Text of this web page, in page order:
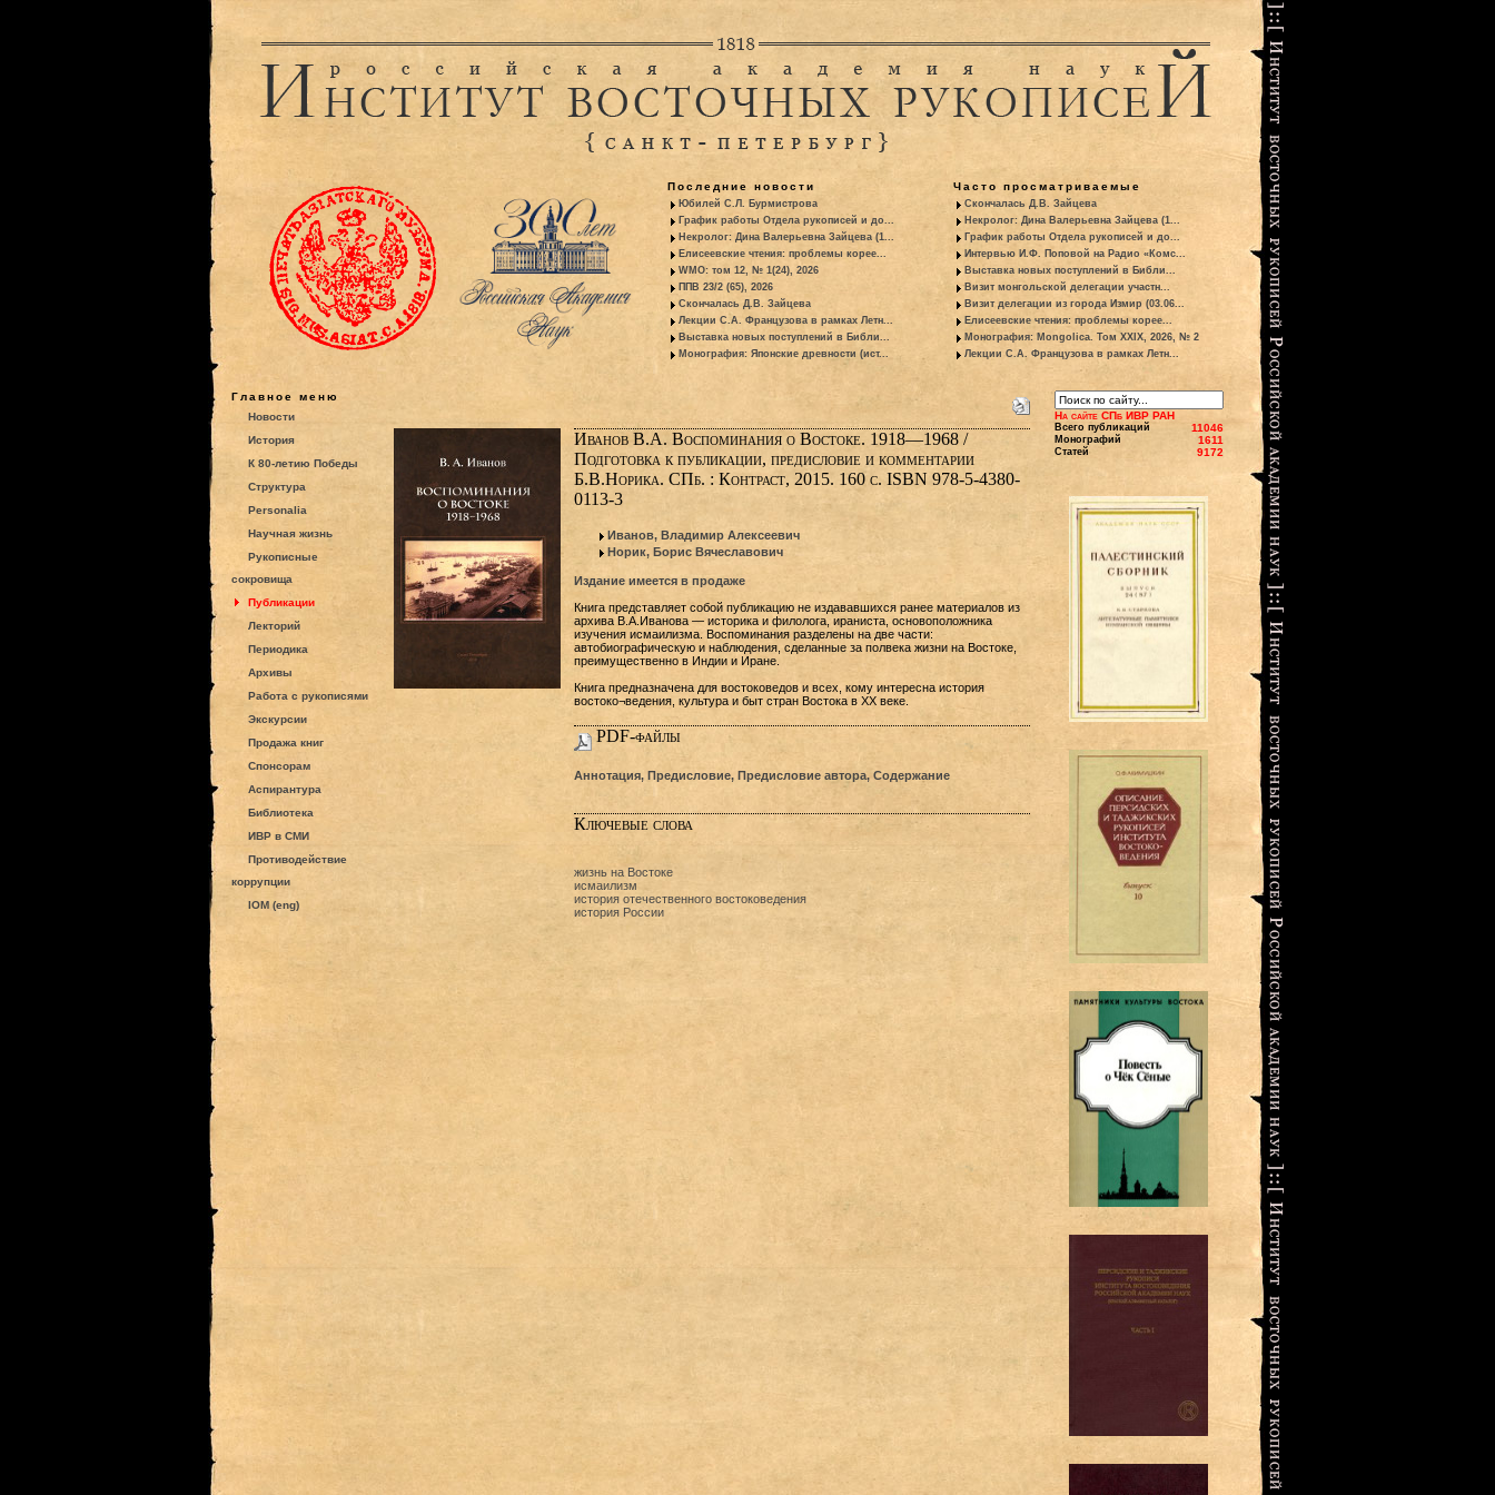
Последние новости
Юбилей С.Л. Бурмистрова
График работы Отдела рукописей и до...
Некролог: Дина Валерьевна Зайцева (1...
Елисеевские чтения: проблемы корее...
WMO: том 12, № 1(24), 2026
ППВ 23/2 (65), 2026
Скончалась Д.В. Зайцева
Лекции С.А. Французова в рамках Летн...
Выставка новых поступлений в Библи...
Монография: Японские древности (ист...
Часто просматриваемые
Скончалась Д.В. Зайцева
Некролог: Дина Валерьевна Зайцева (1...
График работы Отдела рукописей и до...
Интервью И.Ф. Поповой на Радио «Комс...
Выставка новых поступлений в Библи...
Визит монгольской делегации участн...
Визит делегации из города Измир (03.06...
Елисеевские чтения: проблемы корее...
Монография: Mongolica. Том XXIX, 2026, № 2
Лекции С.А. Французова в рамках Летн...
Главное меню
Новости
История
К 80-летию Победы
Структура
Personalia
Научная жизнь
Рукописные
сокровища
Публикации
Лекторий
Периодика
Архивы
Работа с рукописями
Экскурсии
Продажа книг
Спонсорам
Аспирантура
Библиотека
ИВР в СМИ
Противодействие
коррупции
IOM (eng)
Иванов В.А. Воспоминания о Востоке. 1918—1968 /
Подготовка к публикации, предисловие и комментарии
Б.В.Норика. СПб. : Контраст, 2015. 160 с. ISBN 978-5-4380-
0113-3
Иванов, Владимир Алексеевич
Норик, Борис Вячеславович
Издание имеется в продаже
Книга представляет собой публикацию не издававшихся ранее материалов из
архива В.А.Иванова — историка и филолога, ираниста, основоположника
изучения исмаилизма. Воспоминания разделены на две части:
автобиографическую и наблюдения, сделанные за полвека жизни на Востоке,
преимущественно в Индии и Иране.
Книга предназначена для востоковедов и всех, кому интересна история
востоко¬ведения, культура и быт стран Востока в XX веке.
PDF-файлы
Аннотация, Предисловие, Предисловие автора, Содержание
Ключевые слова
жизнь на Востоке
исмаилизм
история отечественного востоковедения
история России
На сайте СПб ИВР РАН
Всего публикаций 11046
Монографий 1611
Статей 9172